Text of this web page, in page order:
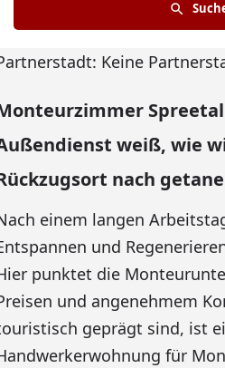
Keine
weiß, wie
nach
einem langen
und
punktet die
und angenehmem
geprägt sind, ist
für